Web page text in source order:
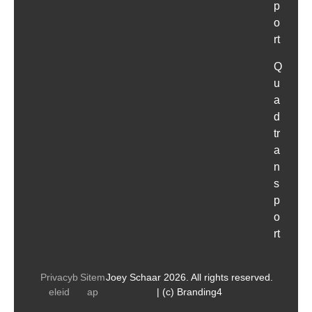
p
o
rt
Q
u
a
d
tr
a
n
s
p
o
rt
Joey Schaar 2026. All rights reserved.
| (c) Branding4
Privacyb
eleid
Sitem
ap